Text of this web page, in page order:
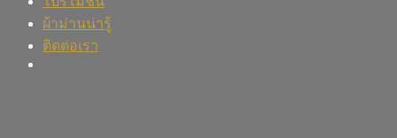
ผ้าม่านน่ารู้
ติดต่อเรา